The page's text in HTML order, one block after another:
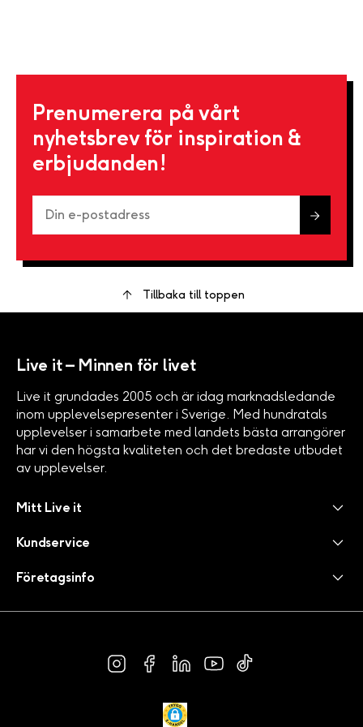
Prenumerera på vårt
nyhetsbrev för inspiration &
erbjudanden!
Tillbaka till toppen
Live it – Minnen för livet
Live it grundades 2005 och är idag marknadsledande
inom upplevelsepresenter i Sverige. Med hundratals
upplevelser i samarbete med landets bästa arrangörer
har vi den högsta kvaliteten och det bredaste utbudet
av upplevelser.
Mitt Live it
Kundservice
Företagsinfo